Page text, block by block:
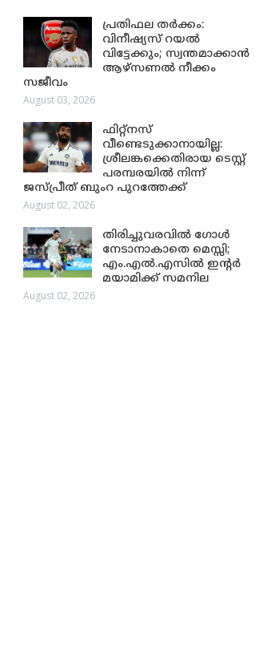
പ്രതിഫല തർക്കം:
വിനീഷ്യസ് റയൽ
വിട്ടേക്കും; സ്വന്തമാക്കാൻ
ആഴ്സണൽ നീക്കം
സജീവം
August 03, 2026
ഫിറ്റ്നസ്
വീണ്ടെടുക്കാനായില്ല:
ശ്രീലങ്കക്കെതിരായ ടെസ്റ്റ്
പരമ്പരയിൽ നിന്ന്
ജസ്പ്രീത് ബുംറ പുറത്തേക്ക്
August 02, 2026
തിരിച്ചുവരവിൽ ഗോൾ
നേടാനാകാതെ മെസ്സി;
എം.എൽ.എസിൽ ഇന്റർ
മയാമിക്ക് സമനില
August 02, 2026